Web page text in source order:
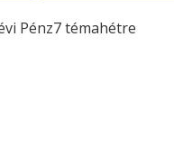
Pénz7 témahétre